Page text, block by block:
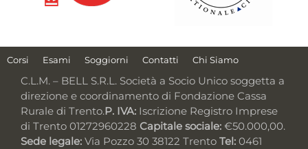
Corsi Esami Soggiorni Contatti Chi Siamo
C.L.M. – BELL S.R.L. Società a Socio Unico soggetta a
direzione e coordinamento di Fondazione Cassa
Rurale di Trento.P. IVA: Iscrizione Registro Imprese
di Trento 01272960228 Capitale sociale: €50.000,00.
Sede legale: Via Pozzo 30 38122 Trento Tel: 0461